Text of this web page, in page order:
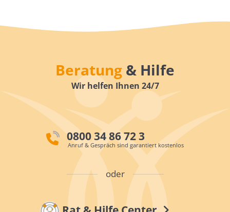
Beratung & Hilfe
Wir helfen Ihnen 24/7
0800 34 86 72 3
Anruf & Gespräch sind garantiert kostenlos
oder